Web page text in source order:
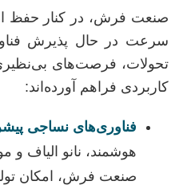
صنعت فرش، در کنار حفظ
سرعت در حال پذیرش
تحولات، فرصت‌های
کاربردی فراهم آورده‌اند:
فناوری‌های نساجی
هوشمند، نانو الیاف و
صنعت فرش، امکان